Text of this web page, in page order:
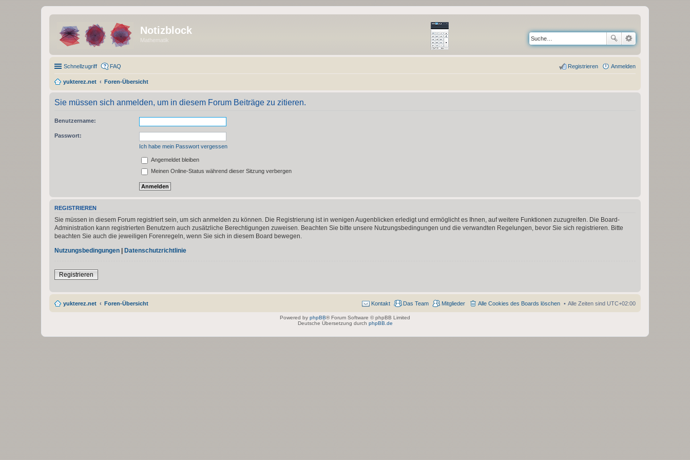
Notizblock
Mathematik
Schnellzugriff FAQ Anmelden
Registrieren
yukterez.net Foren-Übersicht
Sie müssen sich anmelden, um in diesem Forum Beiträge zu zitieren.
Benutzername:
Passwort:
Ich habe mein Passwort vergessen
Angemeldet bleiben
Meinen Online-Status während dieser Sitzung verbergen
REGISTRIEREN
Sie müssen in diesem Forum registriert sein, um sich anmelden zu können. Die Registrierung ist in wenigen Augenblicken erledigt und ermöglicht es Ihnen, auf weitere Funktionen zuzugreifen. Die Board-
Administration kann registrierten Benutzern auch zusätzliche Berechtigungen zuweisen. Beachten Sie bitte unsere Nutzungsbedingungen und die verwandten Regelungen, bevor Sie sich registrieren. Bitte
beachten Sie auch die jeweiligen Forenregeln, wenn Sie sich in diesem Board bewegen.
Nutzungsbedingungen
Datenschutzrichtlinie
Registrieren
yukterez.net Foren-Übersicht Alle Zeiten sind UTC+02:00
Alle Cookies des Boards löschen
Mitglieder
Das Team
Kontakt
Powered by phpBB® Forum Software © phpBB Limited
Deutsche Übersetzung durch phpBB.de